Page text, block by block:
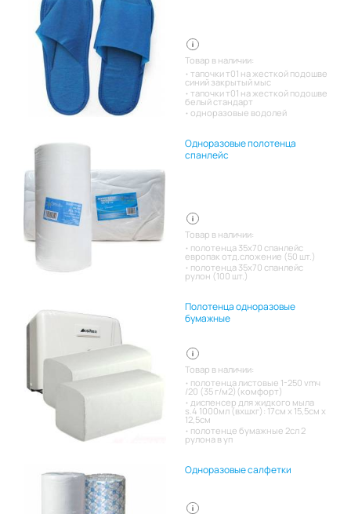
Товар в наличии:
тапочки т01 на жесткой подошве
синий закрытый мыс
тапочки т01 на жесткой подошве
белый стандарт
одноразовые водолей
Одноразовые полотенца
спанлейс
Товар в наличии:
полотенца 35х70 спанлейс
европак отд.сложение (50 шт.)
полотенца 35х70 спанлейс
рулон (100 шт.)
Полотенца одноразовые
бумажные
Товар в наличии:
полотенца листовые 1-250 vmч
/20 (35 г/м2)(комфорт)
диспенсер для жидкого мыла
s.4 1000мл (вхшхг): 17см x 15,5см x
12,5см
полотенце бумажные 2сл 2
рулона в уп
Одноразовые салфетки